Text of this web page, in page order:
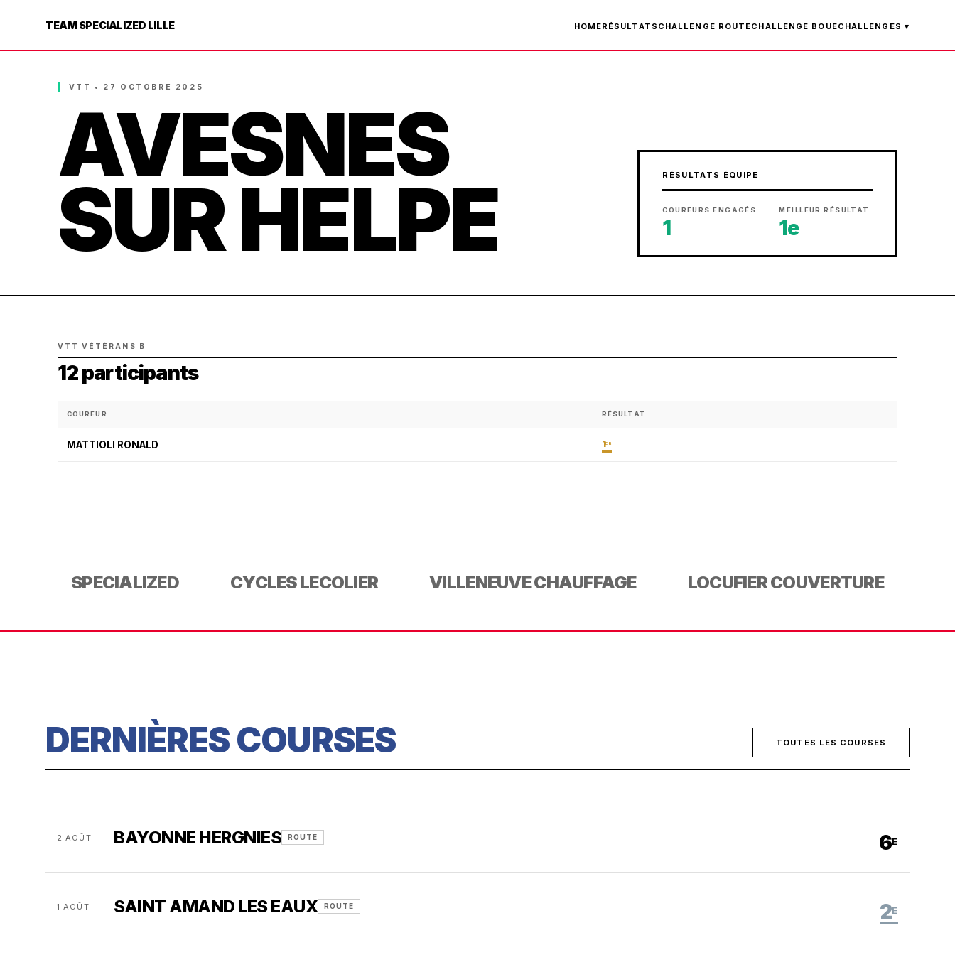
TEAM SPECIALIZED LILLE HOMERÉSULTATS CHALLENGE ROUTECHALLENGE BOUECHALLENGES ▾
VTT • 27 OCTOBRE 2025
AVESNES
SUR HELPE RÉSULTATS ÉQUIPE
COUREURS ENGAGÉS
1
MEILLEUR RÉSULTAT
1e
VTT VÉTÉRANS B
12 participants
COUREUR RÉSULTAT
MATTIOLI RONALD 1ER
SPECIALIZED CYCLES LECOLIER VILLENEUVE CHAUFFAGE LOCUFIER COUVERTURE
DERNIÈRES COURSES TOUTES LES COURSES
2 AOÛT BAYONNE HERGNIES ROUTE 6E
1 AOÛT SAINT AMAND LES EAUX ROUTE 2E